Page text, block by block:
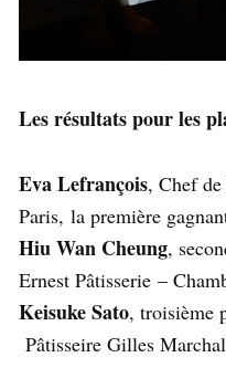
Les résultats pour les
Eva Lefrançois, Chef
Paris, la première
Hiu Wan Cheung,
Ernest Pâtisserie –
Keisuke Sato, troisième
Pâtisseire Gilles